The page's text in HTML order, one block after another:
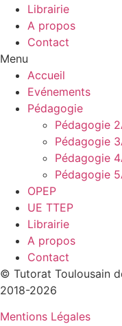
Librairie
A propos
Contact
Menu
Accueil
Evénements
Pédagogie
Pédagogie
Pédagogie
Pédagogie
Pédagogie
OPEP
UE TTEP
Librairie
A propos
Contact
© Tutorat Toulousain
2018-2026
Mentions Légales